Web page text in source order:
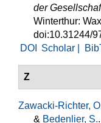
der
Winterthur:
doi:10.31244/
DOI
Scholar |
Z
Zawacki-Richter,
& Bedenlier, S.